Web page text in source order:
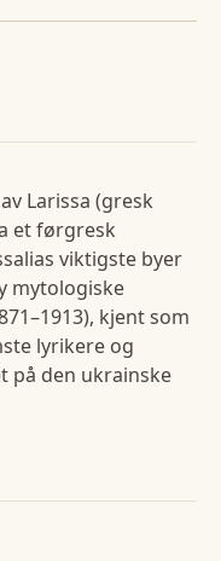
Larissa (gresk
et førgresk
viktigste byer
mytologiske
kjent som
lyrikere og
på den ukrainske